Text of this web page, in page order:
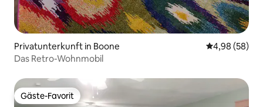
Privatunterkunft in Boone
4,98 (58)
Das Retro-Wohnmobil
Gäste-Favorit
Gäste-Favorit